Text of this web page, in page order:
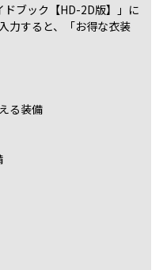
ブック【HD-2D版】」に
力すると、「お得な衣装
る装備